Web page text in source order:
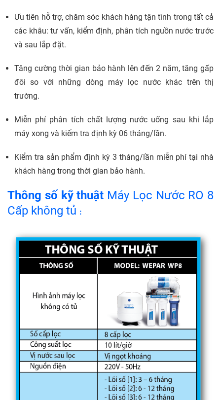
Ưu tiên hỗ trợ, chăm sóc khách hàng tận tình trong tất cả
các khâu: tư vấn, kiểm định, phân tích nguồn nước trước
và sau lắp đặt.
Tăng cường thời gian bảo hành lên đến 2 năm, tăng gấp
đôi so với những dòng máy lọc nước khác trên thị
trường.
Miễn phí phân tích chất lượng nước uống sau khi lắp
máy xong và kiểm tra định kỳ 06 tháng/lần.
Kiểm tra sản phẩm định kỳ 3 tháng/lần miễn phí tại nhà
khách hàng trong thời gian bảo hành.
Thông số kỹ thuật Máy Lọc Nước RO 8
Cấp không tủ :